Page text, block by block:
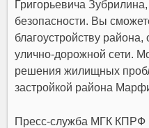
Григорьевича
безопасности. Вы
благоустройству
улично-дорожной сети.
решения жилищных
застройкой района
Пресс-служба МГК КПРФ